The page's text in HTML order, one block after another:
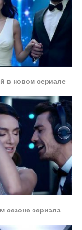
в новом сериале
сезоне сериала